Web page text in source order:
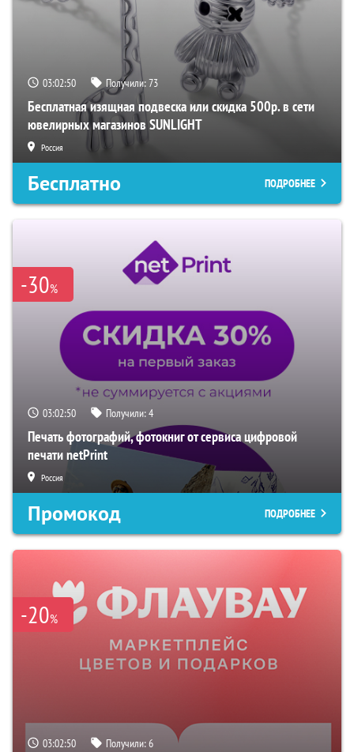
03:02:49 Получили:73
Бесплатная изящная подвеска или скидка 500р. в сети
ювелирных магазинов SUNLIGHT
Россия
Бесплатно ПОДРОБНЕЕ
-30%
03:02:49 Получили:4
Печать фотографий, фотокниг от сервиса цифровой
печати netPrint
Россия
Промокод ПОДРОБНЕЕ
-20%
03:02:49 Получили:6